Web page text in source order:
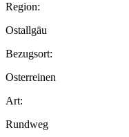
Region:
Ostallgäu
Bezugsort:
Osterreinen
Art:
Rundweg